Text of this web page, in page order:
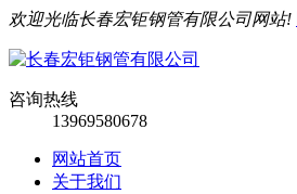
欢迎光临长春宏钜钢管有限公司网站!
咨询热线
13969580678
网站首页
关于我们